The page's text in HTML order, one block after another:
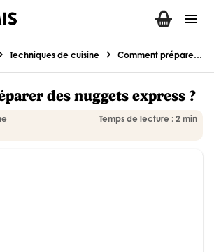
menu
Techniques de cuisine chevron_right Comment préparer des nuggets express ?
des nuggets express ?
Temps de lecture : 2 min